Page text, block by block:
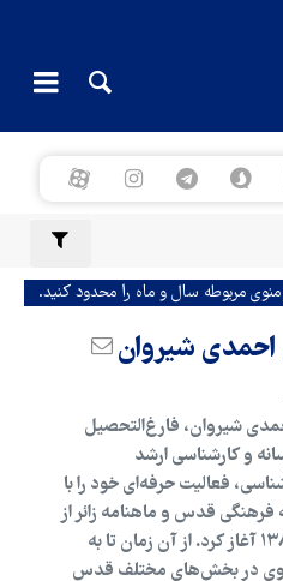
مربوطه سال و ماه را محدود کنید.
احمدی شیروان
شیروان، فارغ‌التحصیل
و کارشناسی ارشد
فعالیت حرفه‌ای خود را با
قدس و ماهنامه زائر از
سال ۱۳۸۴ آغاز کرد. از آن زمان تا به
وی در بخش‌های مختلف قدس